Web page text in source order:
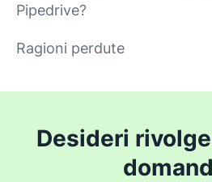
Pipedrive?
Ragioni perdute
Desideri